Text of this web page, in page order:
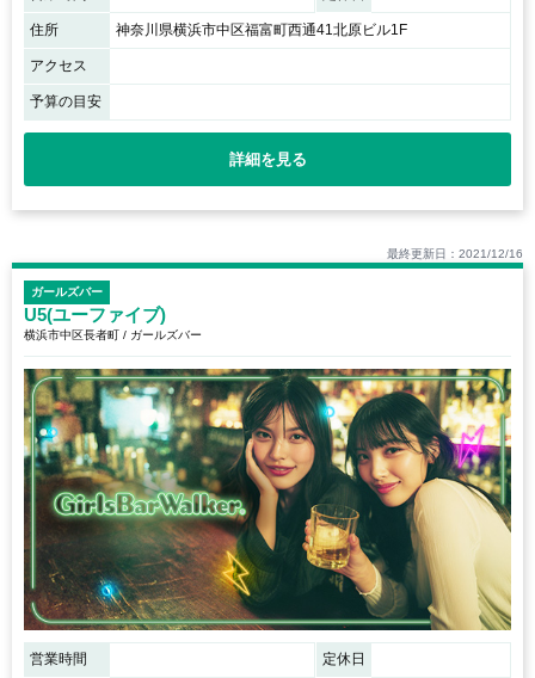
住所 神奈川県横浜市中区福富町西通41北原ビル1F
アクセス
予算の目安
詳細を見る
最終更新日：2021/12/16
ガールズバー
U5(ユーファイブ)
横浜市中区長者町 / ガールズバー
営業時間 定休日